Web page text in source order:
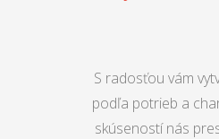
S radosťou vám
podľa potrieb a
skúseností nás